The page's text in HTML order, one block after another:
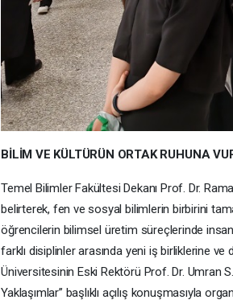
BİLİM VE KÜLTÜRÜN ORTAK RUHUNA
Temel Bilimler Fakültesi Dekanı Prof. Dr.
belirterek, fen ve sosyal bilimlerin birbirini
öğrencilerin bilimsel üretim süreçlerinde
farklı disiplinler arasında yeni iş birliklerine ve
Üniversitesinin Eski Rektörü Prof. Dr. Umran
Yaklaşımlar” başlıklı açılış konuşmasıyla